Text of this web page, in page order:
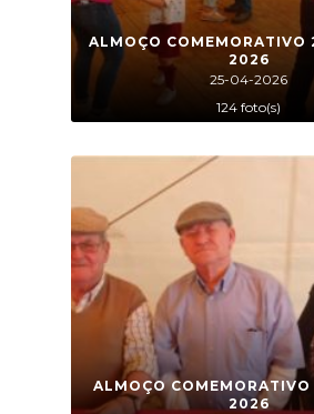
ALMOÇO COMEMORATIVO
2026
25-04-2026
124 foto(s)
ALMOÇO COMEMORATIVO
2026